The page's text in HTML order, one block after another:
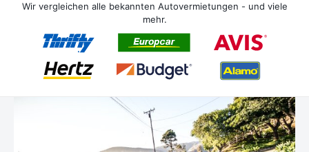
Wir vergleichen alle bekannten Autovermietungen - und viele
mehr.